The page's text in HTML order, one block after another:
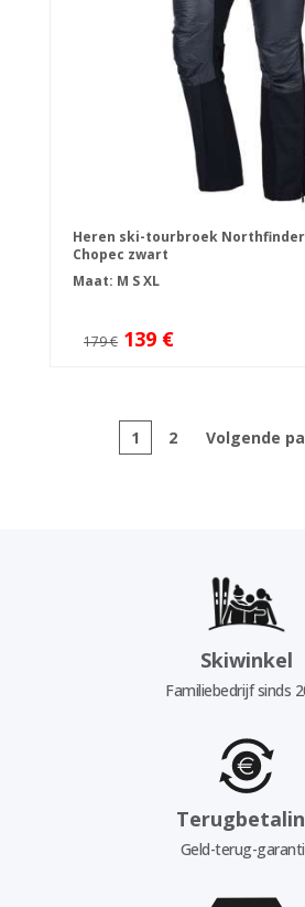
Heren ski-tourbroek Northfinder
Chopec zwart
Maat: M SXL
179 € 139 €
1 2 Volgende
Skiwinkel
Familiebedrijf sinds
Geld-terug-